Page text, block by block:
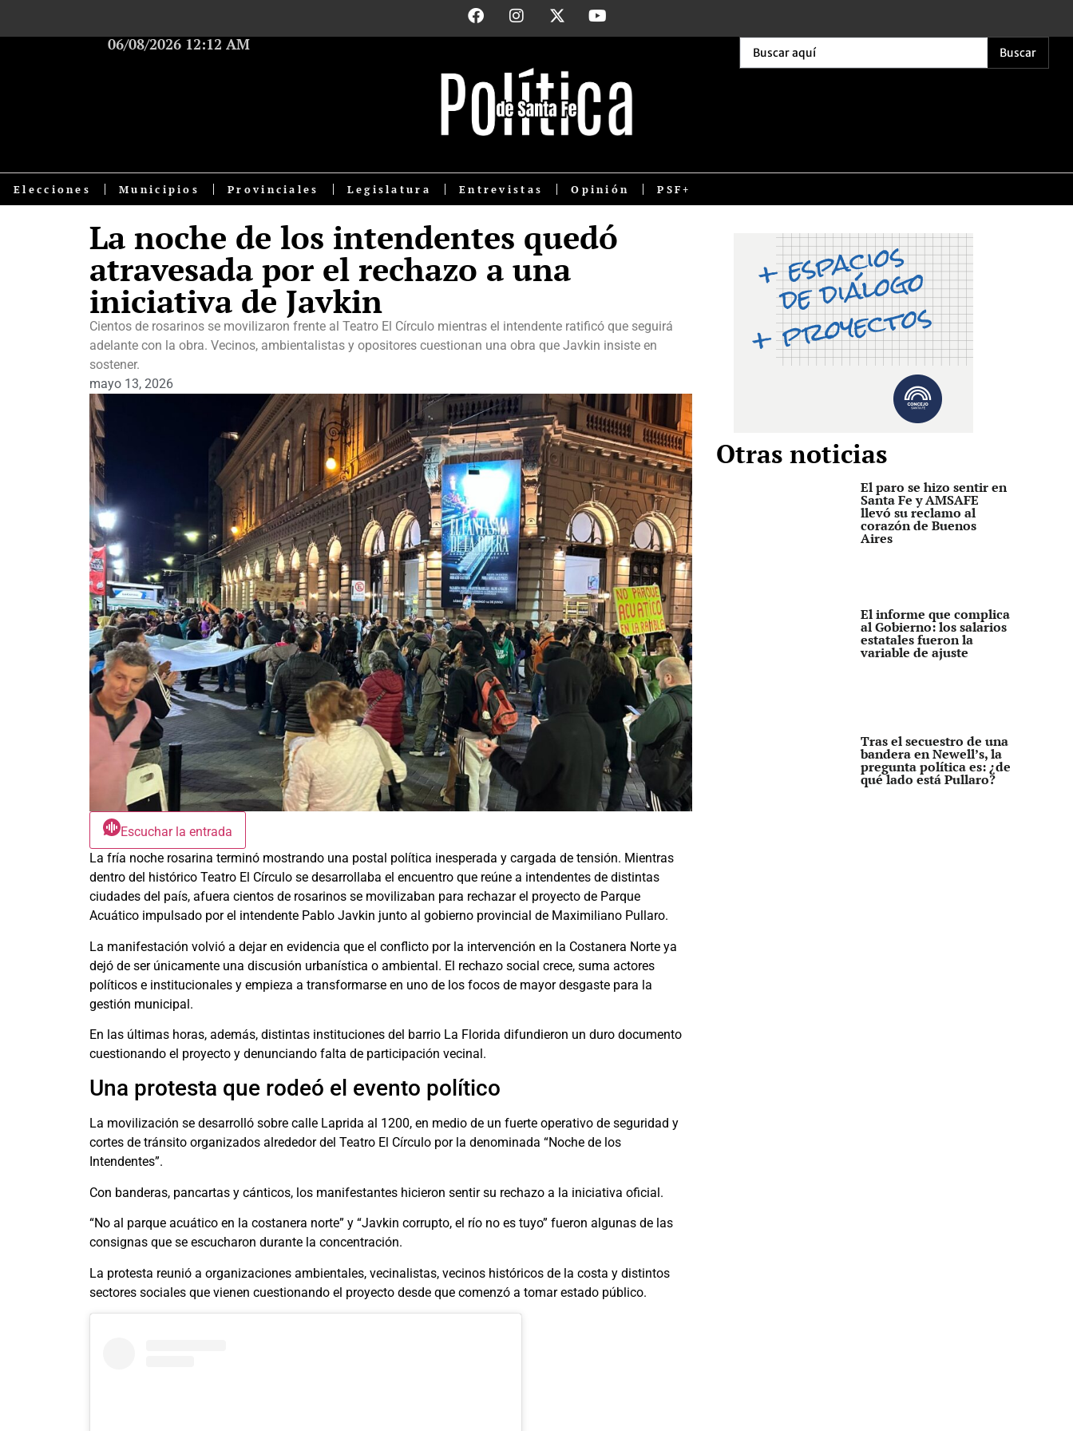
06/08/2026 12:12 AM Buscar
Elecciones Municipios Provinciales Legislatura Entrevistas Opinión PSF+
La noche de los intendentes quedó
atravesada por el rechazo a una
iniciativa de Javkin
Cientos de rosarinos se movilizaron frente al Teatro El Círculo mientras el intendente ratificó que seguirá
adelante con la obra. Vecinos, ambientalistas y opositores cuestionan una obra que Javkin insiste en
sostener.
mayo 13, 2026
Escuchar la entrada
La fría noche rosarina terminó mostrando una postal política inesperada y cargada de tensión. Mientras
dentro del histórico Teatro El Círculo se desarrollaba el encuentro que reúne a intendentes de distintas
ciudades del país, afuera cientos de rosarinos se movilizaban para rechazar el proyecto de Parque
Acuático impulsado por el intendente Pablo Javkin junto al gobierno provincial de Maximiliano Pullaro.
La manifestación volvió a dejar en evidencia que el conflicto por la intervención en la Costanera Norte ya
dejó de ser únicamente una discusión urbanística o ambiental. El rechazo social crece, suma actores
políticos e institucionales y empieza a transformarse en uno de los focos de mayor desgaste para la
gestión municipal.
En las últimas horas, además, distintas instituciones del barrio La Florida difundieron un duro documento
cuestionando el proyecto y denunciando falta de participación vecinal.
Una protesta que rodeó el evento político
La movilización se desarrolló sobre calle Laprida al 1200, en medio de un fuerte operativo de seguridad y
cortes de tránsito organizados alrededor del Teatro El Círculo por la denominada “Noche de los
Intendentes”.
Con banderas, pancartas y cánticos, los manifestantes hicieron sentir su rechazo a la iniciativa oficial.
“No al parque acuático en la costanera norte” y “Javkin corrupto, el río no es tuyo” fueron algunas de las
consignas que se escucharon durante la concentración.
La protesta reunió a organizaciones ambientales, vecinalistas, vecinos históricos de la costa y distintos
sectores sociales que vienen cuestionando el proyecto desde que comenzó a tomar estado público.
Otras noticias
El paro se hizo sentir en
Santa Fe y AMSAFE
llevó su reclamo al
corazón de Buenos
Aires
El informe que complica
al Gobierno: los salarios
estatales fueron la
variable de ajuste
Tras el secuestro de una
bandera en Newell’s, la
pregunta política es: ¿de
qué lado está Pullaro?